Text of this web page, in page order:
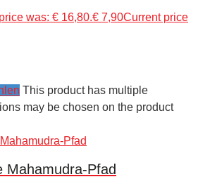
was: € 16,80.€ 7,90Current price
This product has multiple
may be chosen on the product
Mahamudra-Pfad